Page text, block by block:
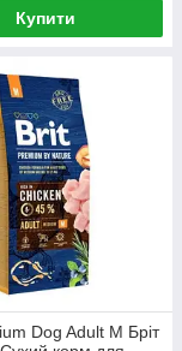
Купити
Dog Adult M Бріт